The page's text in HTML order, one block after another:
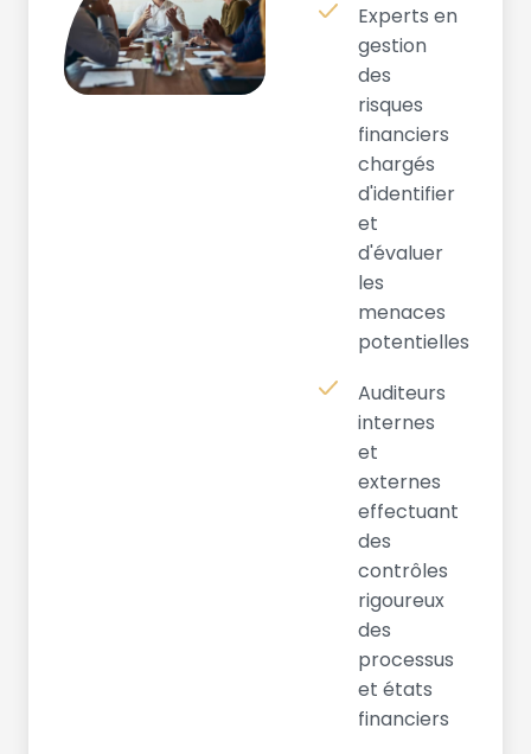
Experts en
gestion
des
risques
financiers
chargés
d'identifier
et
d'évaluer
les
menaces
potentielles
Auditeurs
internes
et
externes
effectuant
des
contrôles
rigoureux
des
processus
et états
financiers